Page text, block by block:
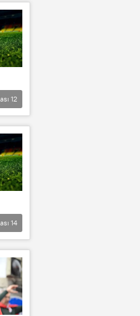
12
14